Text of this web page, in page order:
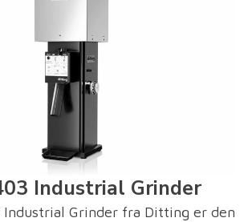
Industrial Grinder
Industrial Grinder fra Ditting er den